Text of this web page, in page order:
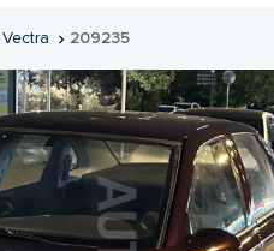
Vectra  209235